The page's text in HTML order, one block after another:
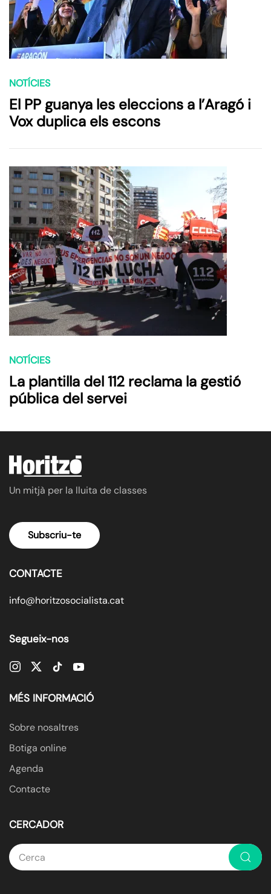
NOTÍCIES
El PP guanya les eleccions a l’Aragó i
Vox duplica els escons
NOTÍCIES
La plantilla del 112 reclama la gestió
pública del servei
Un mitjà per la lluita de classes
Subscriu-te
CONTACTE
info@horitzosocialista.cat
Segueix-nos
MÉS INFORMACIÓ
Sobre nosaltres
Botiga online
Agenda
Contacte
CERCADOR